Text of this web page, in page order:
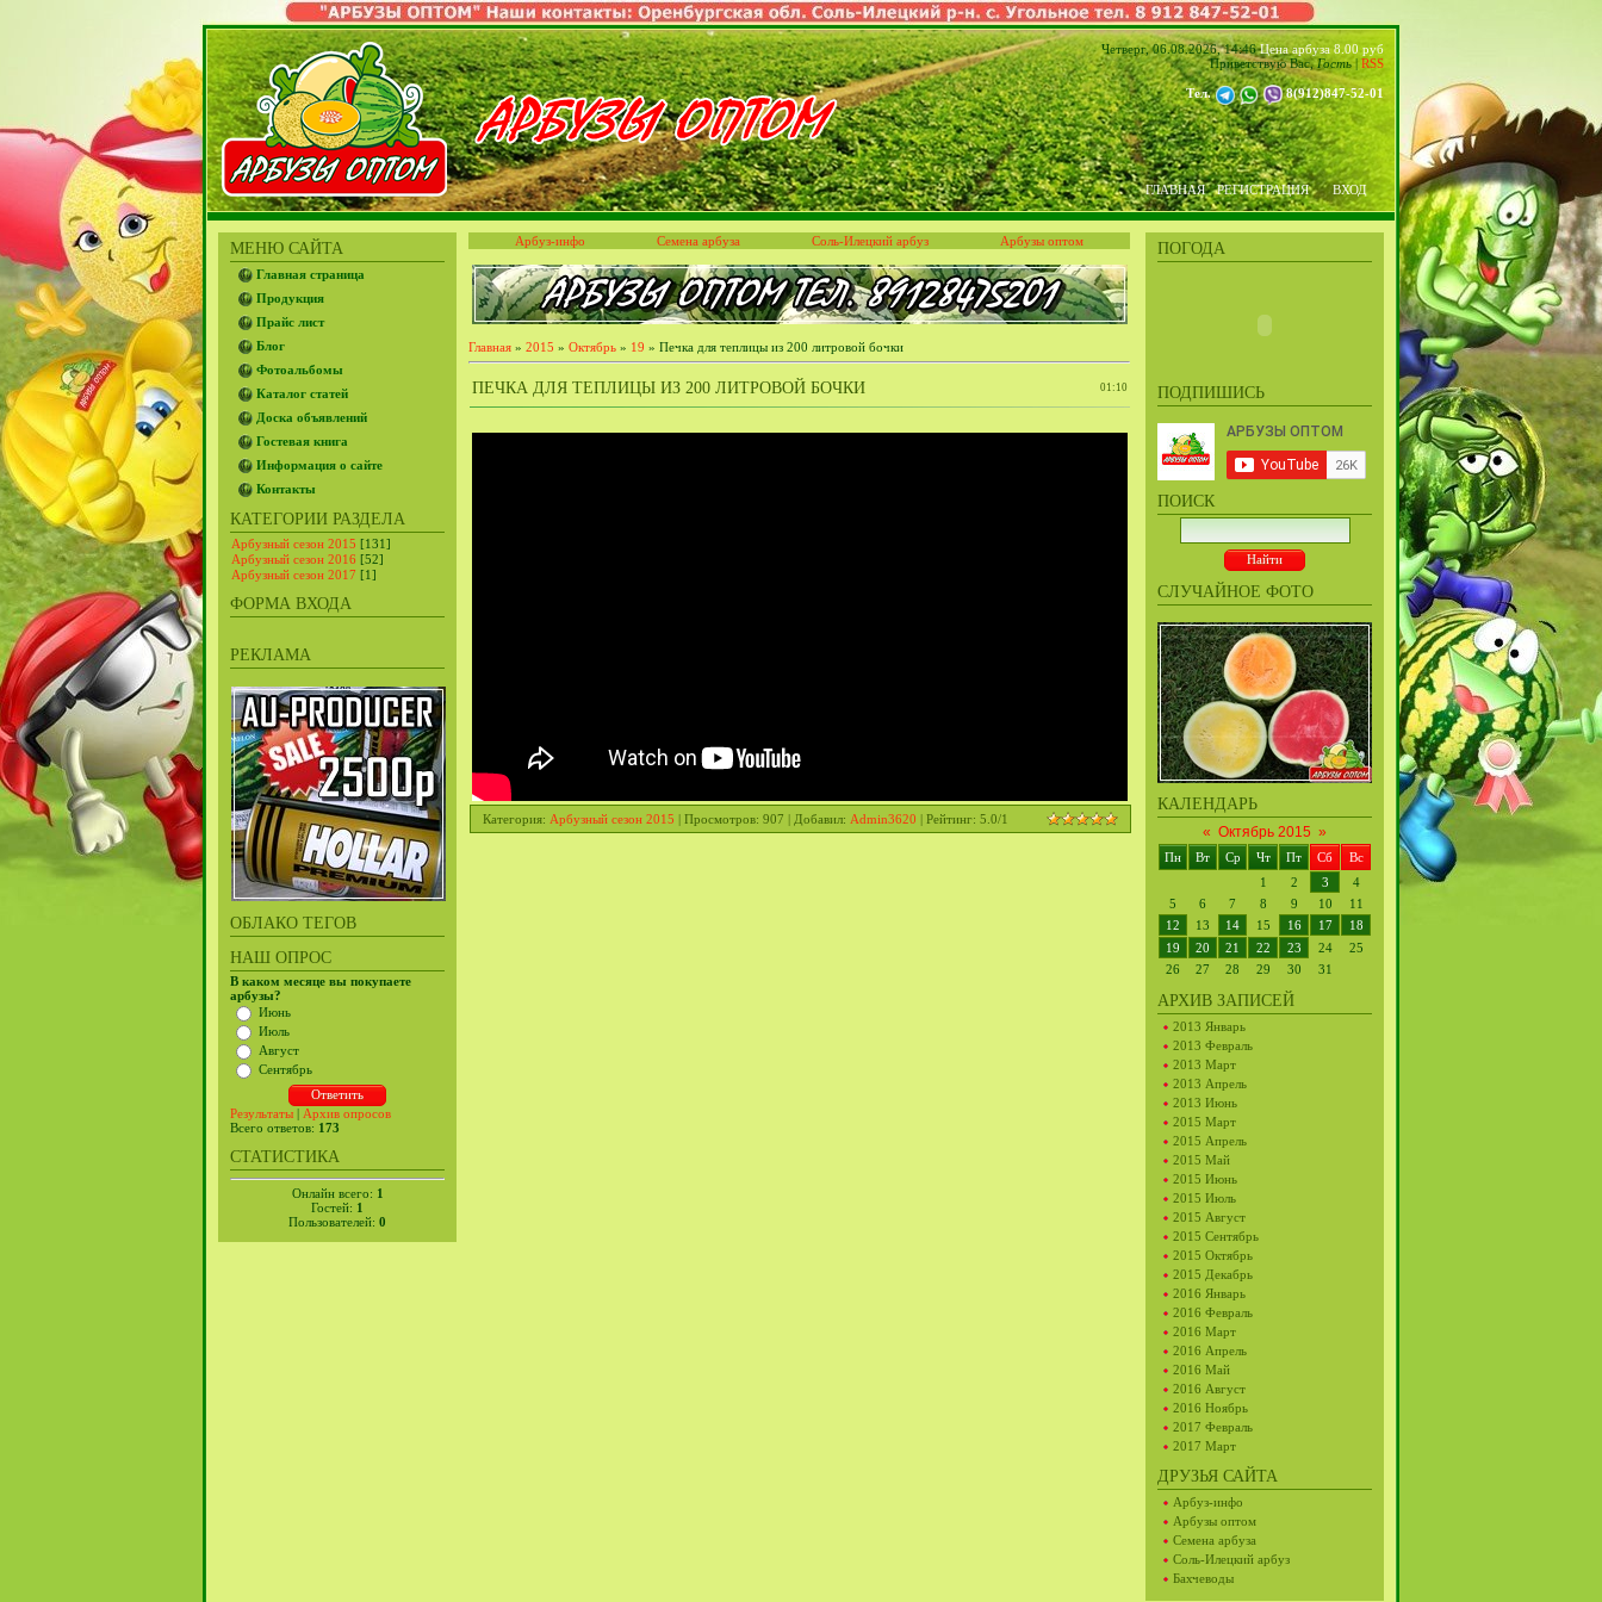
Четверг, 06.08.2026, 14:46Цена арбуза 8.00 руб
Приветствую Вас,Гость| RSS
Тел. 8(912)847-52-01
ГЛАВНАЯ РЕГИСТРАЦИЯ ВХОД
МЕНЮ САЙТА
Главная страница
Продукция
Прайс лист
Блог
Фотоальбомы
Каталог статей
Доска объявлений
Гостевая книга
Информация о сайте
Контакты
КАТЕГОРИИ РАЗДЕЛА
Арбузный сезон 2015 [131]
Арбузный сезон 2016 [52]
Арбузный сезон 2017 [1]
ФОРМА ВХОДА
РЕКЛАМА
ОБЛАКО ТЕГОВ
НАШ ОПРОС
В каком месяце вы покупаете
арбузы?
Июнь
Июль
Август
Сентябрь
Результаты | Архив опросов
Всего ответов: 173
СТАТИСТИКА
Онлайн всего: 1
Гостей: 1
Пользователей: 0
ПОГОДА
ПОДПИШИСЬ
ПОИСК
СЛУЧАЙНОЕ ФОТО
КАЛЕНДАРЬ
« Октябрь 2015 »
Пн Вт Ср Чт Пт Сб
Вс
1
2 3
4
5
6 7 8 9 10
11
12
13 14 15 16 17
18
19
20 21 22 23 24
25
26
27 28 29 30 31
АРХИВ ЗАПИСЕЙ
2013 Январь
2013 Февраль
2013 Март
2013 Апрель
2013 Июнь
2015 Март
2015 Апрель
2015 Май
2015 Июнь
2015 Июль
2015 Август
2015 Сентябрь
2015 Октябрь
2015 Декабрь
2016 Январь
2016 Февраль
2016 Март
2016 Апрель
2016 Май
2016 Август
2016 Ноябрь
2017 Февраль
2017 Март
ДРУЗЬЯ САЙТА
Арбуз-инфо
Арбузы оптом
Семена арбуза
Соль-Илецкий арбуз
Бахчеводы
Арбуз-инфо Семена арбуза Соль-Илецкий арбуз Арбузы оптом
Главная » 2015 » Октябрь » 19 » Печка для теплицы из 200 литровой бочки
01:10
ПЕЧКА ДЛЯ ТЕПЛИЦЫ ИЗ 200 ЛИТРОВОЙ БОЧКИ
Категория: Арбузный сезон 2015 | Просмотров: 907 | Добавил: Admin3620 | Рейтинг: 5.0/1